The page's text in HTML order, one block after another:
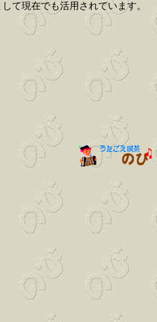
て現在でも活用されています。